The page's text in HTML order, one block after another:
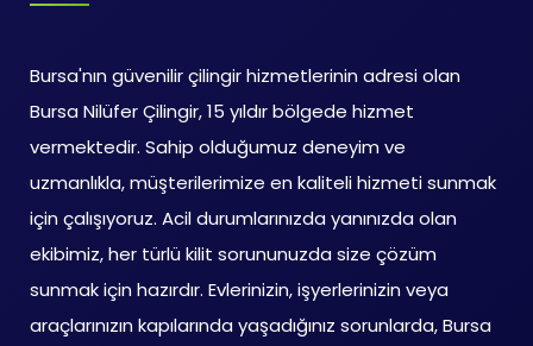
Bursa'nın güvenilir çilingir hizmetlerinin adresi olan
Bursa Nilüfer Çilingir, 15 yıldır bölgede hizmet
vermektedir. Sahip olduğumuz deneyim ve
uzmanlıkla, müşterilerimize en kaliteli hizmeti sunmak
için çalışıyoruz. Acil durumlarınızda yanınızda olan
ekibimiz, her türlü kilit sorununuzda size çözüm
sunmak için hazırdır. Evlerinizin, işyerlerinizin veya
araçlarınızın kapılarında yaşadığınız sorunlarda, Bursa